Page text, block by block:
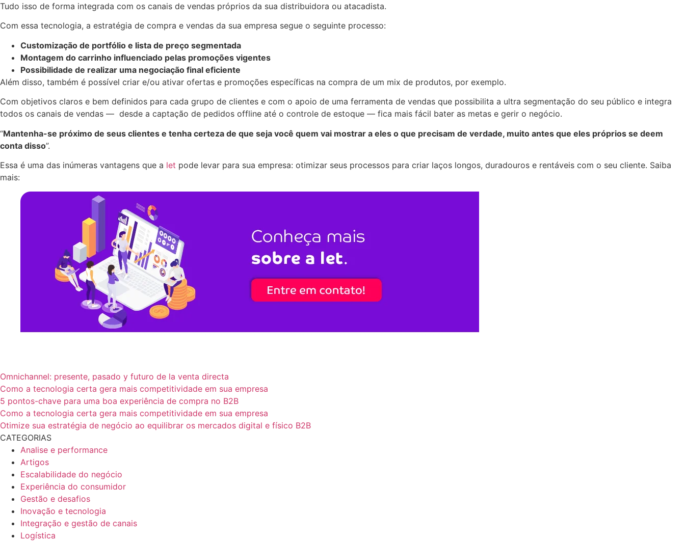
Tudo isso de forma integrada com os canais de vendas próprios da sua distribuidora ou atacadista.
Com essa tecnologia, a estratégia de compra e vendas da sua empresa segue o seguinte processo:
Customização de portfólio e lista de preço segmentada
Montagem do carrinho influenciado pelas promoções vigentes
Possibilidade de realizar uma negociação final eficiente
Além disso, também é possível criar e/ou ativar ofertas e promoções específicas na compra de um mix de produtos, por exemplo.
Com objetivos claros e bem definidos para cada grupo de clientes e com o apoio de uma ferramenta de vendas que possibilita a ultra segmentação do seu público e integra
todos os canais de vendas — desde a captação de pedidos offline até o controle de estoque — fica mais fácil bater as metas e gerir o negócio.
“Mantenha-se próximo de seus clientes e tenha certeza de que seja você quem vai mostrar a eles o que precisam de verdade, muito antes que eles próprios se deem
conta disso”.
Essa é uma das inúmeras vantagens que a let pode levar para sua empresa: otimizar seus processos para criar laços longos, duradouros e rentáveis com o seu cliente. Saiba
mais:
Omnichannel: presente, pasado y futuro de la venta directa
Como a tecnologia certa gera mais competitividade em sua empresa
5 pontos-chave para uma boa experiência de compra no B2B
Como a tecnologia certa gera mais competitividade em sua empresa
Otimize sua estratégia de negócio ao equilibrar os mercados digital e físico B2B
CATEGORIAS
Analise e performance
Artigos
Escalabilidade do negócio
Experiência do consumidor
Gestão e desafios
Inovação e tecnologia
Integração e gestão de canais
Logística